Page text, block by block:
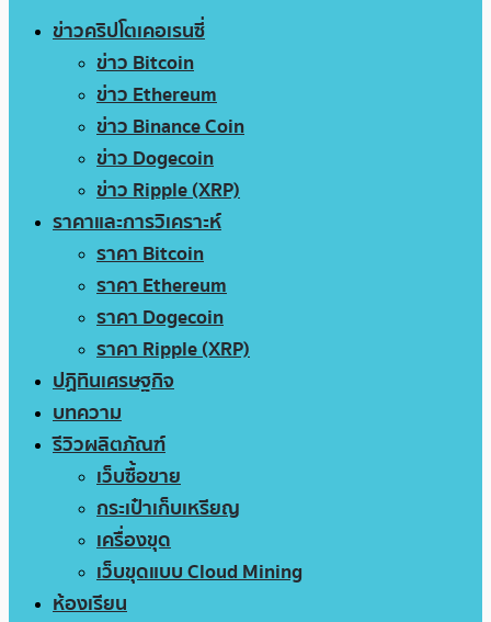
ข่าวคริปโตเคอเรนซี่
ข่าว Bitcoin
ข่าว Ethereum
ข่าว Binance Coin
ข่าว Dogecoin
ข่าว Ripple (XRP)
ราคาและการวิเคราะห์
ราคา Bitcoin
ราคา Ethereum
ราคา Dogecoin
ราคา Ripple (XRP)
ปฏิทินเศรษฐกิจ
บทความ
รีวิวผลิตภัณฑ์
เว็บซื้อขาย
กระเป๋าเก็บเหรียญ
เครื่องขุด
เว็บขุดแบบ Cloud Mining
ห้องเรียน